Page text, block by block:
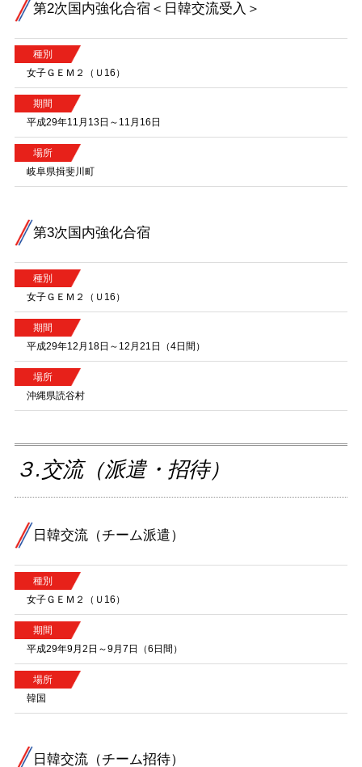
第2次国内強化合宿＜日韓交流受入＞
種別
女子ＧＥＭ２（Ｕ16）
期間
平成29年11月13日～11月16日
場所
岐阜県揖斐川町
第3次国内強化合宿
種別
女子ＧＥＭ２（Ｕ16）
期間
平成29年12月18日～12月21日（4日間）
場所
沖縄県読谷村
３.交流（派遣・招待）
日韓交流（チーム派遣）
種別
女子ＧＥＭ２（Ｕ16）
期間
平成29年9月2日～9月7日（6日間）
場所
韓国
日韓交流（チーム招待）